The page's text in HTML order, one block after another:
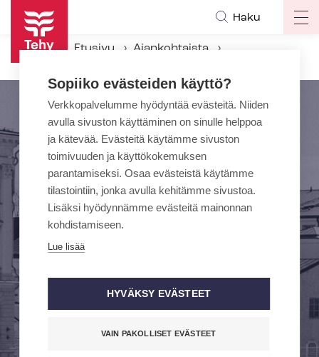
Hyppää
pääsisältöön
Haku
Etusivu
Ajankohtaista
Sopiiko evästeiden käyttö?
Verkkopalvelumme hyödyntää evästeitä. Niiden
avulla sivuston käyttäminen on sinulle helppoa
ja kätevää. Evästeitä käytämme sivuston
toimivuuden ja käyttökokemuksen
parantamiseksi. Osaa evästeistä käytämme
tilastointiin, jonka avulla kehitämme sivustoa.
Lisäksi hyödynnämme evästeitä mainonnan
kohdistamiseen.
Lue lisää
HYVÄKSY EVÄSTEET
VAIN PAKOLLISET EVÄSTEET